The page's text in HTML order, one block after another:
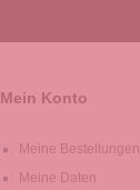
Mein Konto
Meine Bestellungen
Meine Daten